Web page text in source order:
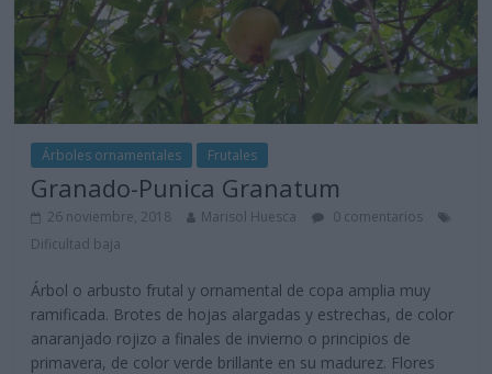
Árboles ornamentales Frutales
Granado-Punica Granatum
26 noviembre, 2018 Marisol Huesca
0 comentarios
Dificultad baja
Árbol o arbusto frutal y ornamental de copa amplia muy
ramificada. Brotes de hojas alargadas y estrechas, de color
anaranjado rojizo a finales de invierno o principios de
primavera, de color verde brillante en su madurez. Flores